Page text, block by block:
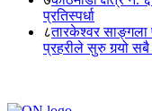
प्रतिस्पर्धा
८तारकेश्वर साङ्गला
प्रहरीले सुरु गर्‍यो